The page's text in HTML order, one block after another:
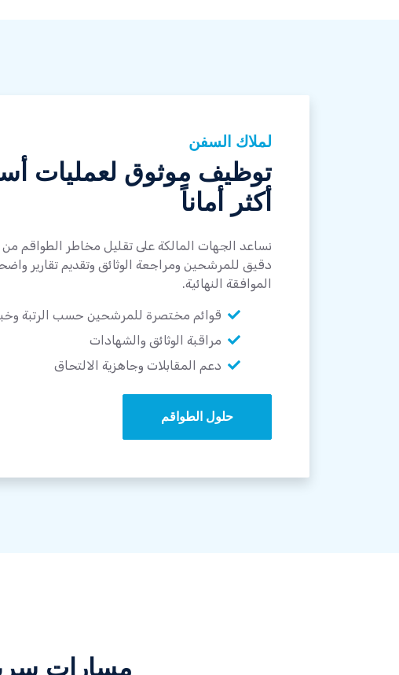
لملاك السفن
توظيف موثوق لعمليات
أكثر أماناً
نساعد الجهات المالكة على تقليل مخاطر الطواقم
دقيق للمرشحين ومراجعة الوثائق وتقديم تقارير
الموافقة النهائية.
قوائم مختصرة للمرشحين حسب الرتبة
مراقبة الوثائق والشهادات
دعم المقابلات وجاهزية الالتحاق
حلول الطواقم